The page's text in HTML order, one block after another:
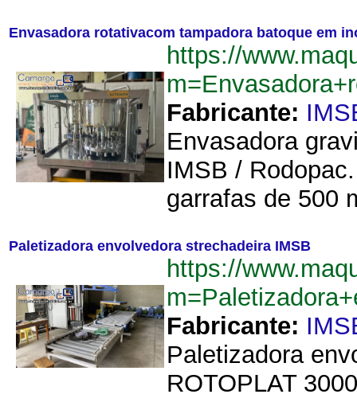
Envasadora rotativacom tampadora batoque em
https://
Fabricante:
Envasadora
IMSB /
garrafas de 500
Paletizadora envolvedora strechadeira IMSB
https://
Fabricante:
Paletizadora
ROTOPLAT